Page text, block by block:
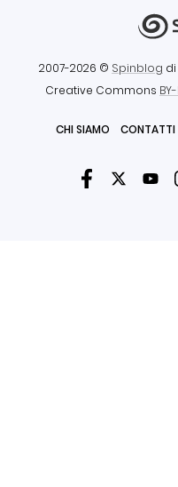
2007-2026 © Spinblog
Creative Commons
CHI SIAMO CONTATTI